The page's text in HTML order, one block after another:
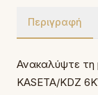
Περιγραφή
Ανακαλύψτε τη
KASETA/KDZ